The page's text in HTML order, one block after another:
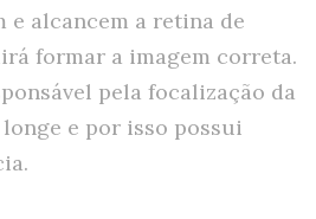
e alcancem a retina de
formar a imagem correta.
pela focalização da
e por isso possui